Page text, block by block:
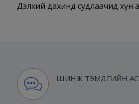
Дэлхий дахинд судлаачид хүн
ШИНЖ ТЭМДГИЙН